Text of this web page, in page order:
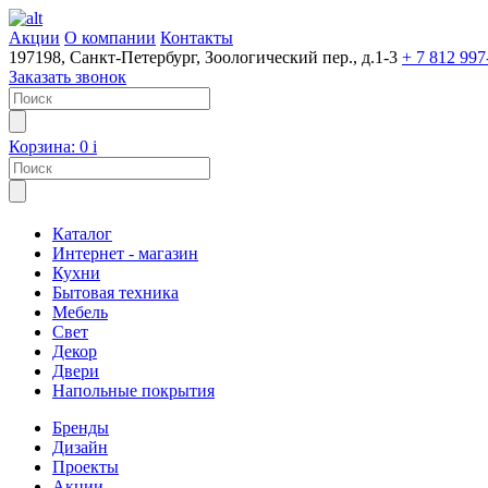
Акции О компании Контакты
197198, Санкт-Петербург, Зоологический пер., д.1-3 + 7 812
Заказать звонок
Корзина: 0 i
Каталог
Интернет - магазин
Кухни
Бытовая техника
Мебель
Свет
Декор
Двери
Напольные покрытия
Бренды
Дизайн
Проекты